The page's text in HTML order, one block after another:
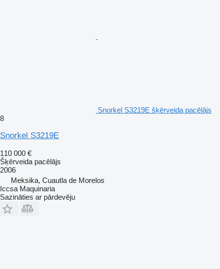
Snorkel S3219E šķērveida pacēlājs
8
Snorkel S3219E
110 000 €
Šķērveida pacēlājs
2006
Meksika, Cuautla de Morelos
Iccsa Maquinaria
Sazināties ar pārdevēju